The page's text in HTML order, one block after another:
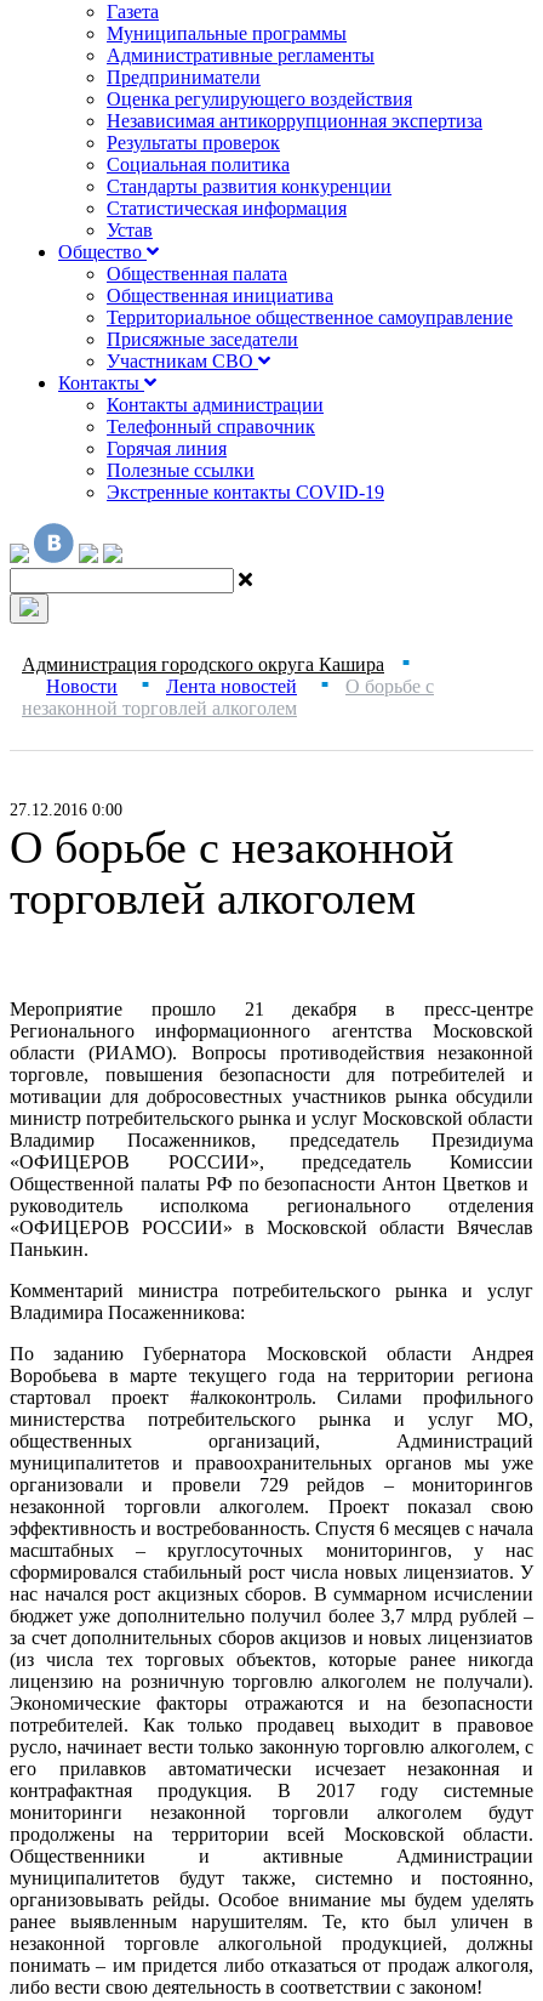
Газета
Муниципальные программы
Административные регламенты
Предприниматели
Оценка регулирующего воздействия
Независимая антикоррупционная экспертиза
Результаты проверок
Социальная политика
Стандарты развития конкуренции
Статистическая информация
Устав
Общество
Общественная палата
Общественная инициатива
Территориальное общественное самоуправление
Присяжные заседатели
Участникам СВО
Контакты
Контакты администрации
Телефонный справочник
Горячая линия
Полезные ссылки
Экстренные контакты COVID-19
Администрация городского округа Кашира ■
Новости ■ Лента новостей ■
О борьбе с
незаконной торговлей алкоголем
27.12.2016 0:00
О борьбе с незаконной
торговлей алкоголем
Мероприятие прошло 21 декабря в пресс-центре
Регионального информационного агентства Московской
области (РИАМО). Вопросы противодействия незаконной
торговле, повышения безопасности для потребителей и
мотивации для добросовестных участников рынка обсудили
министр потребительского рынка и услуг Московской области
Владимир Посаженников, председатель Президиума
«ОФИЦЕРОВ РОССИИ», председатель Комиссии
Общественной палаты РФ по безопасности Антон Цветков и
руководитель исполкома регионального отделения
«ОФИЦЕРОВ РОССИИ» в Московской области Вячеслав
Панькин.
Комментарий министра потребительского рынка и услуг
Владимира Посаженникова:
По заданию Губернатора Московской области Андрея
Воробьева в марте текущего года на территории региона
стартовал проект #алкоконтроль. Силами профильного
министерства потребительского рынка и услуг МО,
общественных организаций, Администраций
муниципалитетов и правоохранительных органов мы уже
организовали и провели 729 рейдов – мониторингов
незаконной торговли алкоголем. Проект показал свою
эффективность и востребованность. Спустя 6 месяцев с начала
масштабных – круглосуточных мониторингов, у нас
сформировался стабильный рост числа новых лицензиатов. У
нас начался рост акцизных сборов. В суммарном исчислении
бюджет уже дополнительно получил более 3,7 млрд рублей –
за счет дополнительных сборов акцизов и новых лицензиатов
(из числа тех торговых объектов, которые ранее никогда
лицензию на розничную торговлю алкоголем не получали).
Экономические факторы отражаются и на безопасности
потребителей. Как только продавец выходит в правовое
русло, начинает вести только законную торговлю алкоголем, с
его прилавков автоматически исчезает незаконная и
контрафактная продукция. В 2017 году системные
мониторинги незаконной торговли алкоголем будут
продолжены на территории всей Московской области.
Общественники и активные Администрации
муниципалитетов будут также, системно и постоянно,
организовывать рейды. Особое внимание мы будем уделять
ранее выявленным нарушителям. Те, кто был уличен в
незаконной торговле алкогольной продукцией, должны
понимать – им придется либо отказаться от продаж алкоголя,
либо вести свою деятельность в соответствии с законом!